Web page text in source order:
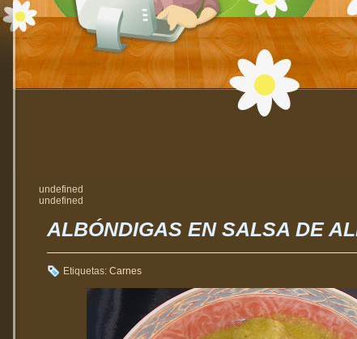
undefined
undefined
ALBÓNDIGAS EN SALSA DE
Etiquetas: Carnes